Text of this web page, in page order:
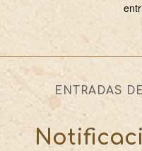
ENTRADAS